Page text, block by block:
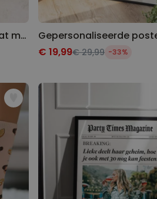
Gepersonaliseerde deurmat met symbolen en naam
€ 19,99€ 29,99 -33%